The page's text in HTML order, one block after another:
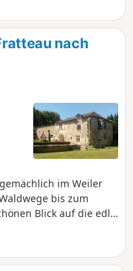
nach
im Weiler
bis zum
Blick auf die edle
endet bei den
Puyastier.